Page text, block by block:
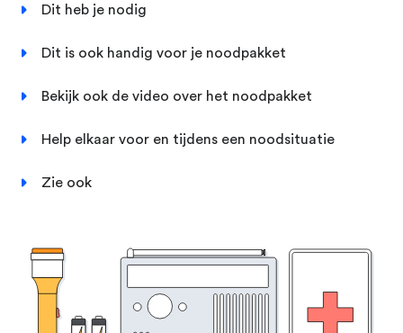
Dit heb je nodig
Dit is ook handig voor je noodpakket
Bekijk ook de video over het noodpakket
Help elkaar voor en tijdens een noodsituatie
Zie ook